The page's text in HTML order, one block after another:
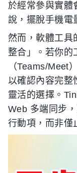
於經常參與實體
說，擺脫手機電
然而，軟體工具
整合」。若你的
（Teams/Meet
以確認內容完整
靈活的選擇。
Web 多端同步
行動項，而非僅